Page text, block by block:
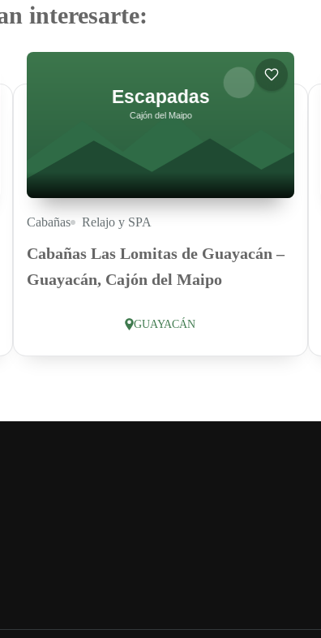
interesarte:
Cabañas Relajo y SPA
Cabañas Las Lomitas de Guayacán –
Guayacán, Cajón del Maipo
GUAYACÁN